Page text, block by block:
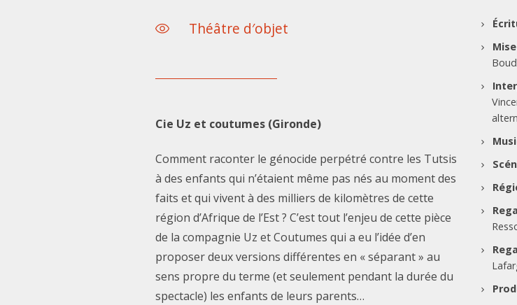
Théâtre d′objet
Cie Uz et coutumes (Gironde)
Comment raconter le génocide perpétré contre les Tutsis
à des enfants qui n’étaient même pas nés au moment des
faits et qui vivent à des milliers de kilomètres de cette
région d’Afrique de l’Est ? C’est tout l’enjeu de cette pièce
de la compagnie Uz et Coutumes qui a eu l’idée d’en
proposer deux versions différentes en « séparant » au
sens propre du terme (et seulement pendant la durée du
spectacle) les enfants de leurs parents…